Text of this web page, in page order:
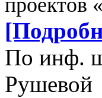
проектов
По инф.
Рушевой